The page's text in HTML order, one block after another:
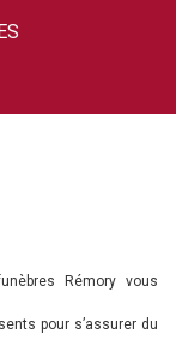
Rémory vous
pour s’assurer du